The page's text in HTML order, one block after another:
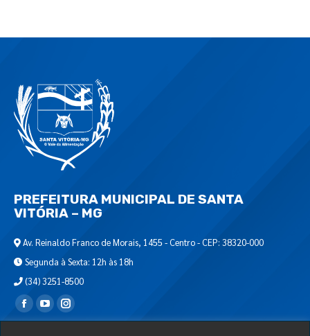
PREFEITURA MUNICIPAL DE SANTA
VITÓRIA – MG
Av. Reinaldo Franco de Morais, 1455 - Centro - CEP: 38320-000
Segunda à Sexta: 12h às 18h
(34) 3251-8500
Encontre-nos em: